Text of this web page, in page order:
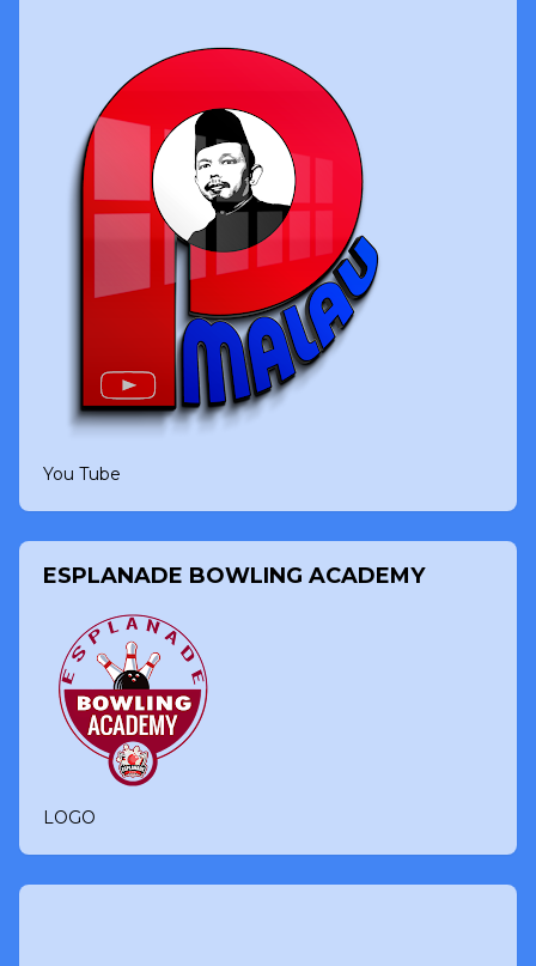
You Tube
ESPLANADE BOWLING ACADEMY
LOGO